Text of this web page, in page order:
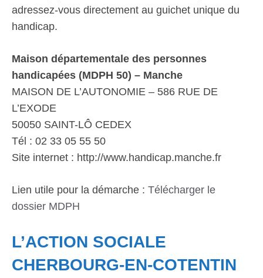
adressez-vous directement au guichet unique du
handicap.
Maison départementale des personnes
handicapées (MDPH 50) – Manche
MAISON DE L’AUTONOMIE – 586 RUE DE
L’EXODE
50050 SAINT-LÔ CEDEX
Tél : 02 33 05 55 50
Site internet : http://www.handicap.manche.fr
Lien utile pour la démarche : Télécharger le
dossier MDPH
L’ACTION SOCIALE
CHERBOURG-EN-COTENTIN